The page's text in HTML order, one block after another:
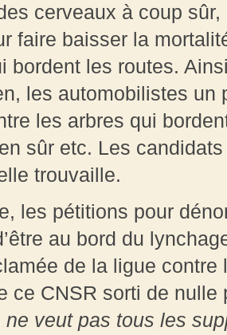
cerveaux à coup
faire baisser la
bordent les routes.
les automobilistes
les arbres qui
sûr etc. Les
trouvaille.
les pétitions pour
au bord du
de la ligue
ce CNSR sorti de nulle
ne veut pas tous les